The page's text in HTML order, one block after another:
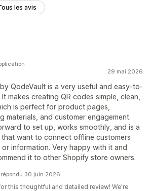
les avis
29 mai 2026
QodeVault is a very useful and easy-to-
makes creating QR codes simple, clean,
is perfect for product pages,
materials, and customer engagement.
to set up, works smoothly, and is a
want to connect offline customers
information. Very happy with it and
it to other Shopify store owners.
30 juin 2026
this thoughtful and detailed review! We're